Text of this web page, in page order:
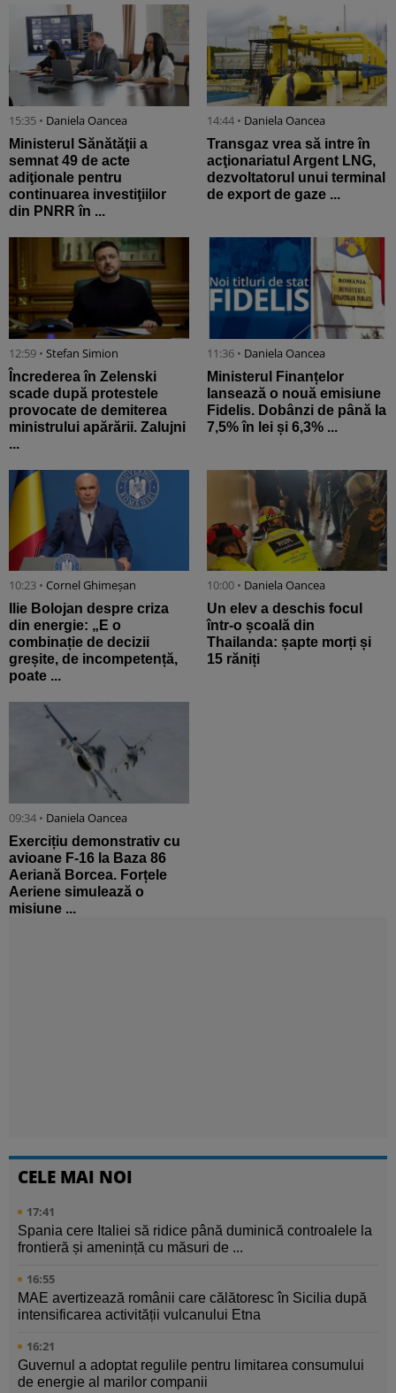
15:35 • Daniela Oancea
Ministerul Sănătăţii a
semnat 49 de acte
adiţionale pentru
continuarea investiţiilor
din PNRR în ...
14:44 • Daniela Oancea
Transgaz vrea să intre în
acţionariatul Argent LNG,
dezvoltatorul unui terminal
de export de gaze ...
12:59 • Stefan Simion
Încrederea în Zelenski
scade după protestele
provocate de demiterea
ministrului apărării. Zalujni
...
11:36 • Daniela Oancea
Ministerul Finanțelor
lansează o nouă emisiune
Fidelis. Dobânzi de până la
7,5% în lei și 6,3% ...
10:23 • Cornel Ghimeșan
Ilie Bolojan despre criza
din energie: „E o
combinație de decizii
greșite, de incompetență,
poate ...
10:00 • Daniela Oancea
Un elev a deschis focul
într-o școală din
Thailanda: șapte morți și
15 răniți
09:34 • Daniela Oancea
Exercițiu demonstrativ cu
avioane F-16 la Baza 86
Aeriană Borcea. Forțele
Aeriene simulează o
misiune ...
CELE MAI NOI
17:41
Spania cere Italiei să ridice până duminică controalele la
frontieră și amenință cu măsuri de ...
16:55
MAE avertizează românii care călătoresc în Sicilia după
intensificarea activității vulcanului Etna
16:21
Guvernul a adoptat regulile pentru limitarea consumului
de energie al marilor companii